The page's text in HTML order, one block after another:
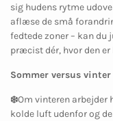
sig hudens rytme
aflæse de små
fedtede zoner – kan du
præcist dér, hvor den er
Sommer versus vinter
❄️Om vinteren arbejder
kolde luft udenfor og